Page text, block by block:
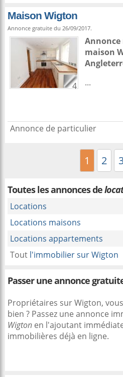
Maison Wigton
Annonce gratuite du 26/09/2017.
4
Annonce
maison
...
Annonce de particulier
1 2
Toutes les annonces de
Locations
Locations maisons
Locations appartements
Tout l'immobilier sur Wigton
Passer une annonce
Propriétaires sur Wigton,
bien ? Passez une annonce
Wigton en l'ajoutant
immobilières déjà en ligne.